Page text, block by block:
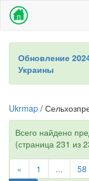
Обновление
Украины
Ukrmap /
Всего найдено
(страница 231 из
« 1 ... 58